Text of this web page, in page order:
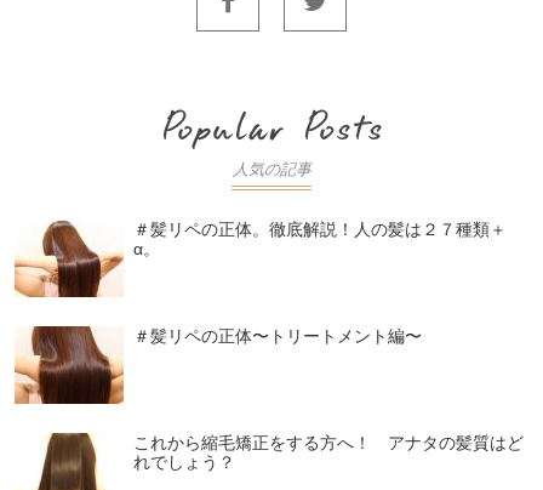
人気の記事
＃髪リペの正体。徹底解説！人の髪は２７種類＋
α。
＃髪リペの正体〜トリートメント編〜
これから縮毛矯正をする方へ！ アナタの髪質はど
れでしょう？